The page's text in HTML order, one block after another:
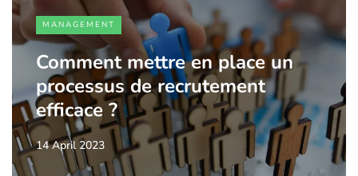
MANAGEMENT
Comment mettre en place un
processus de recrutement
efficace ?
14 April 2023